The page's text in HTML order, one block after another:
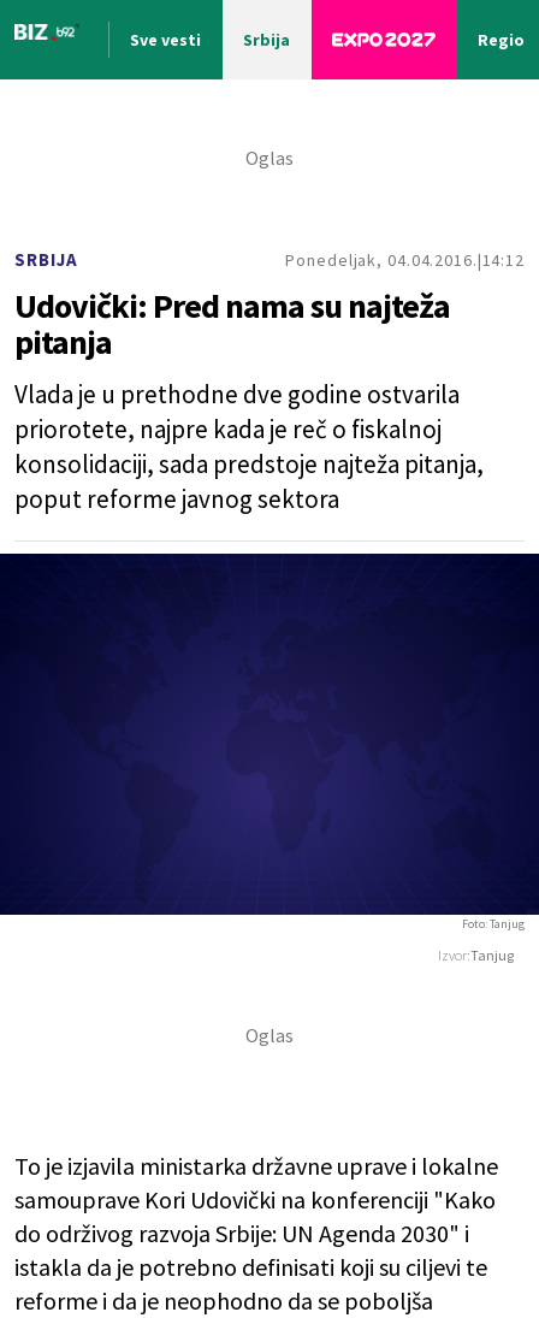
Sve vesti Srbija Region
SRBIJA Ponedeljak, 04.04.2016. 14:12
Udovički: Pred nama su najteža
pitanja
Vlada je u prethodne dve godine ostvarila
priorotete, najpre kada je reč o fiskalnoj
konsolidaciji, sada predstoje najteža pitanja,
poput reforme javnog sektora
Izvor:Tanjug
Foto: Tanjug
To je izjavila ministarka državne uprave i lokalne
samouprave Kori Udovički na konferenciji "Kako
do održivog razvoja Srbije: UN Agenda 2030" i
istakla da je potrebno definisati koji su ciljevi te
reforme i da je neophodno da se poboljša